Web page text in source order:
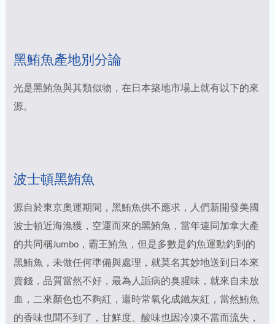
黑鮪魚產地別分論
光是黑鮪魚與其類似物，在日本築地市場上就有以下的來
源。
波士頓黑鮪魚
源自於東京奧運期間，黑鮪魚供不應求，人們新開發美國
波士頓近海漁獲，空運而來的黑鮪魚，當年連同加拿大產
的共同稱Jumbo，霸王鮪魚，但是多數是釣魚運動釣到的
黑鮪魚，未做任何準備與處理，就莫名其妙地送到日本來
賣錢，品質當然不好，最為人詬病的臭腥味，就來自未放
血，二來顏色也不夠紅，還時常氧化成鐵灰紅，當然鮪魚
的香味也聞不到了，甘鮮度、酸味也因冷凍不當而流失，